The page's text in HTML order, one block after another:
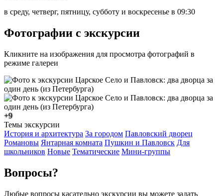
в среду, четверг, пятницу, субботу и воскресенье в 09:30
Фотографии с экскурсии
Кликните на изображения для просмотра фотографий в
режиме галереи
+9
Темы экскурсии
История и архитектура За городом Павловский дворец
Романовы Янтарная комната Пушкин и Павловск Для
школьников Новые Тематические Мини-группы
Вопросы?
Любые вопросы касательно экскурсии вы можете задать